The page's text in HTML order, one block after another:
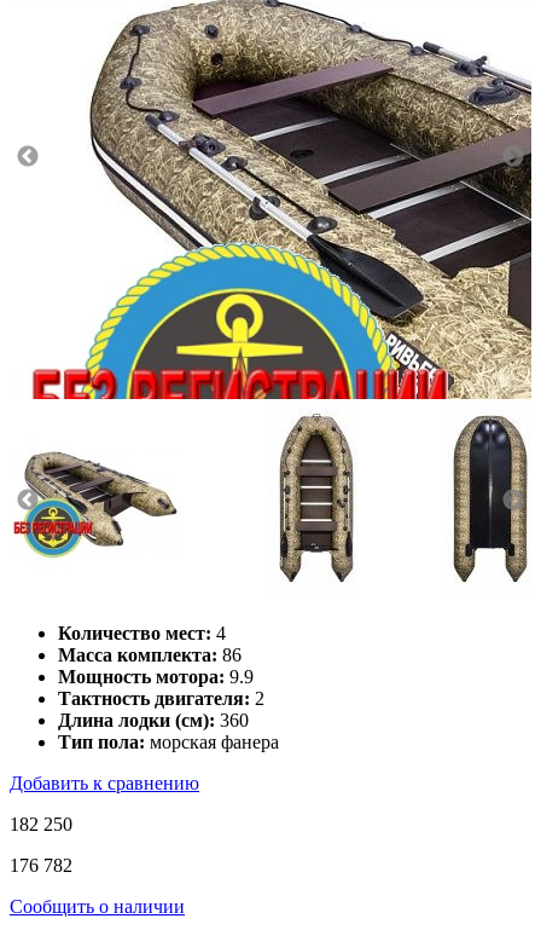
Количество мест: 4
Масса комплекта: 86
Мощность мотора: 9.9
Тактность двигателя: 2
Длина лодки (см): 360
Тип пола: морская фанера
Добавить к сравнению
182 250
176 782
Сообщить о наличии